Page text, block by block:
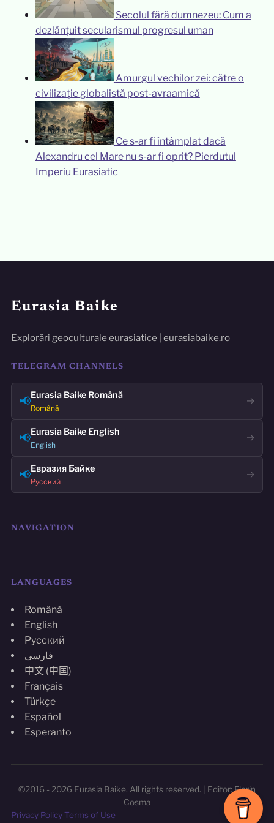
Secolul fără dumnezeu: Cum a
dezlănțuit secularismul progresul uman
Amurgul vechilor zei: către o
civilizație globalistă post-avraamică
Ce s-ar fi întâmplat dacă
Alexandru cel Mare nu s-ar fi oprit? Pierdutul
Imperiu Eurasiatic
Eurasia Baike
Explorări geoculturale eurasiatice | eurasiabaike.ro
TELEGRAM CHANNELS
📢Eurasia Baike Română
Română
→
📢Eurasia Baike English
English
→
📢Евразия Байке
Русский
→
NAVIGATION
LANGUAGES
Română
English
Русский
فارسی
中文 (中国)
Français
Türkçe
Español
Esperanto
©2016 - 2026 Eurasia Baike. All rights reserved. | Editor: Florin
Cosma
Privacy PolicyTerms of Use